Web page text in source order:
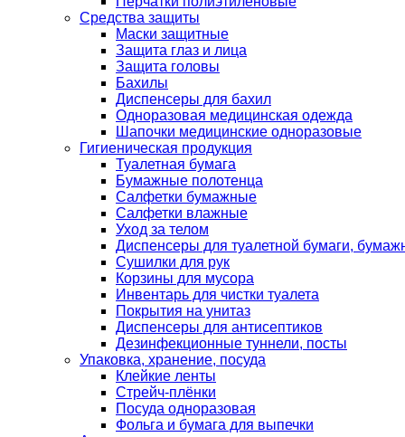
Средства защиты
Маски защитные
Защита глаз и лица
Защита головы
Бахилы
Диспенсеры для бахил
Одноразовая медицинская одежда
Шапочки медицинские одноразовые
Гигиеническая продукция
Туалетная бумага
Бумажные полотенца
Салфетки бумажные
Салфетки влажные
Уход за телом
Диспенсеры для туалетной бумаги,
Сушилки для рук
Корзины для мусора
Инвентарь для чистки туалета
Покрытия на унитаз
Диспенсеры для антисептиков
Дезинфекционные туннели, посты
Упаковка, хранение, посуда
Клейкие ленты
Стрейч-плёнки
Посуда одноразовая
Фольга и бумага для выпечки